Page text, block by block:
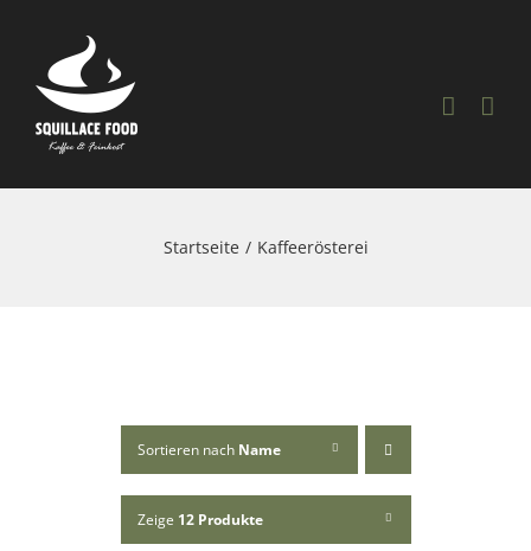
content
Startseite Kaffeerösterei
Sortieren nach Name
Zeige 12 Produkte